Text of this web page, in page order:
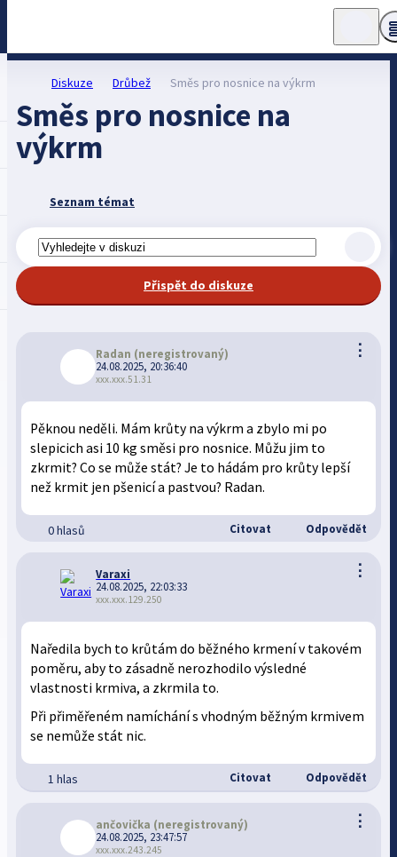
Diskuze Drůbež Směs pro nosnice na výkrm
Směs pro nosnice na
výkrm
Seznam témat
Přispět do diskuze
⋮
Radan (neregistrovaný)
24.08.2025, 20:36:40
xxx.xxx.51.31
Pěknou neděli. Mám krůty na výkrm a zbylo mi po
slepicich asi 10 kg směsi pro nosnice. Můžu jim to
zkrmit? Co se může stát? Je to hádám pro krůty lepší
než krmit jen pšenicí a pastvou? Radan.
0 hlasů Citovat Odpovědět
⋮
Varaxi
24.08.2025, 22:03:33
xxx.xxx.129.250
Naředila bych to krůtám do běžného krmení v takovém
poměru, aby to zásadně nerozhodilo výsledné
vlastnosti krmiva, a zkrmila to.
Při přiměřeném namíchání s vhodným běžným krmivem
se nemůže stát nic.
1 hlas Citovat Odpovědět
⋮
ančovička (neregistrovaný)
24.08.2025, 23:47:57
xxx.xxx.243.245